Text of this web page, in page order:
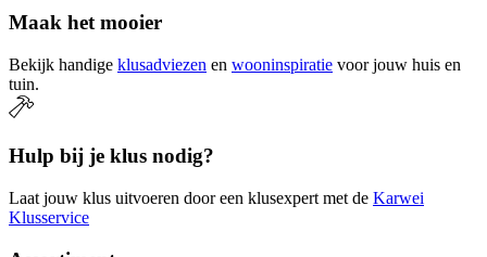
Maak het mooier
Bekijk handige klusadviezen en wooninspiratie voor jouw huis en
tuin.
Hulp bij je klus nodig?
Laat jouw klus uitvoeren door een klusexpert met de Karwei
Klusservice